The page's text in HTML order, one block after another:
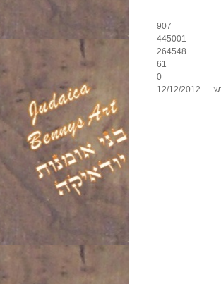
907
445001
264548
61
0
12/12/2012